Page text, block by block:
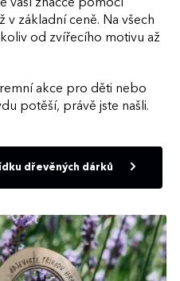
vaší značce pomocí
v základní ceně. Na všech
od zvířecího motivu až
akce pro děti nebo
potěší, právě jste našli.
dřevěných dárků